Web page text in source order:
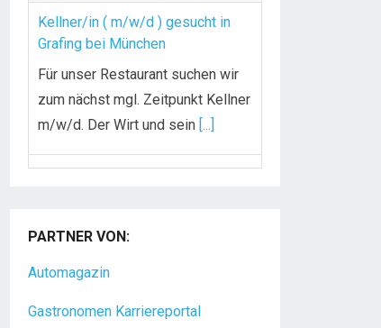
Kellner/in ( m/w/d ) gesucht in
Grafing bei München
Für unser Restaurant suchen wir
zum nächst mgl. Zeitpunkt Kellner
m/w/d. Der Wirt und sein [...]
Chef de Rang (m/w/d) gesucht –
Dein Arbeitsplatz mit
(m/w/d) Du bist Gastgeber aus
Leidenschaft und liebst [...]